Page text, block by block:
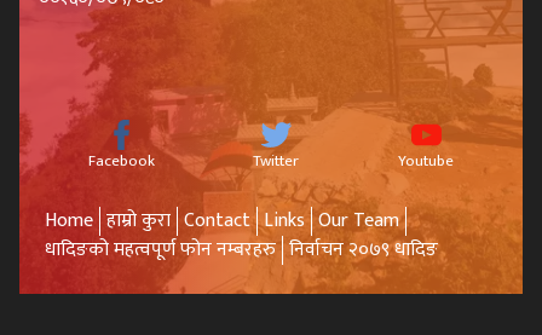
Facebook Twitter Youtube
Home हाम्रो कुरा Contact Links Our Team
धादिङको महत्वपूर्ण फोन नम्बरहरु निर्वाचन २०७९ धादिङ